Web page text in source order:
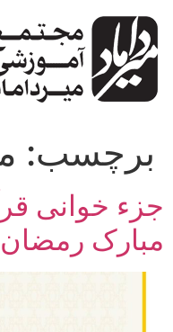
محتوا
برچسب:
جزء خوانی
مبارک رمضان